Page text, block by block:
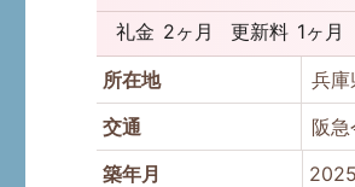
礼金 2ヶ月 更新料 1ヶ月
所在地
兵
交通
阪
築年月